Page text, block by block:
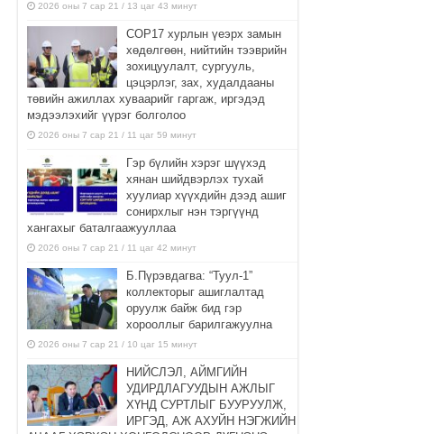
2026 оны 7 сар 21 / 13 цаг 43 минут
COP17 хурлын үеэрх замын
хөдөлгөөн, нийтийн тээврийн
зохицуулалт, сургууль,
цэцэрлэг, зах, худалдааны
төвийн ажиллах хуваарийг гаргаж, иргэдэд
мэдээлэхийг үүрэг болголоо
2026 оны 7 сар 21 / 11 цаг 59 минут
Гэр бүлийн хэрэг шүүхэд
хянан шийдвэрлэх тухай
хуулиар хүүхдийн дээд ашиг
сонирхлыг нэн тэргүүнд
хангахыг баталгаажууллаа
2026 оны 7 сар 21 / 11 цаг 42 минут
Б.Пүрэвдагва: “Туул-1”
коллекторыг ашиглалтад
оруулж байж бид гэр
хорооллыг барилгажуулна
2026 оны 7 сар 21 / 10 цаг 15 минут
НИЙСЛЭЛ, АЙМГИЙН
УДИРДЛАГУУДЫН АЖЛЫГ
ХҮНД СУРТЛЫГ БУУРУУЛЖ,
ИРГЭД, АЖ АХУЙН НЭГЖИЙН